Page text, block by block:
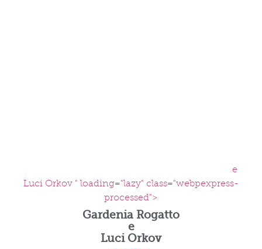
e
Luci Orkov " loading="lazy" class="webpexpress-
processed">
Gardenia Rogatto
e
Luci Orkov